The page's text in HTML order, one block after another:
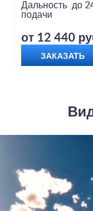
Дальность
подачи
до
от 12 440
ЗАКАЗАТЬ